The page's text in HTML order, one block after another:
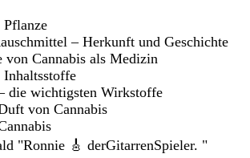
– Herkunft und Geschichte
Cannabis als Medizin
die wichtigsten Wirkstoffe
von Cannabis
"Ronnie 🎸 derGitarrenSpieler. "